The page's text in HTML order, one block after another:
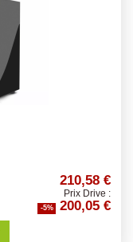
210,58 €
Prix Drive :
-5% 200,05 €